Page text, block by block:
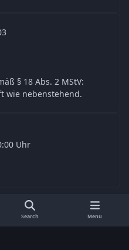
§ 18 Abs. 2 MStV:
wie nebenstehend.
Uhr
o
f
a
Search Menu